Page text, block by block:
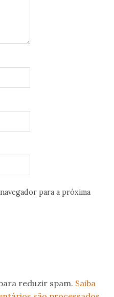
para a próxima
reduzir spam. Saiba